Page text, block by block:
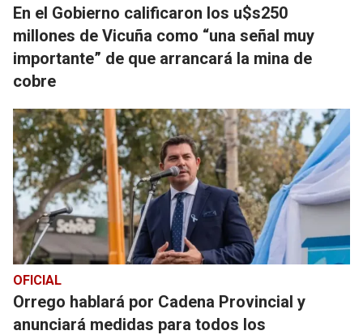
En el Gobierno calificaron los u$s250
millones de Vicuña como “una señal muy
importante” de que arrancará la mina de
cobre
OFICIAL
Orrego hablará por Cadena Provincial y
anunciará medidas para todos los